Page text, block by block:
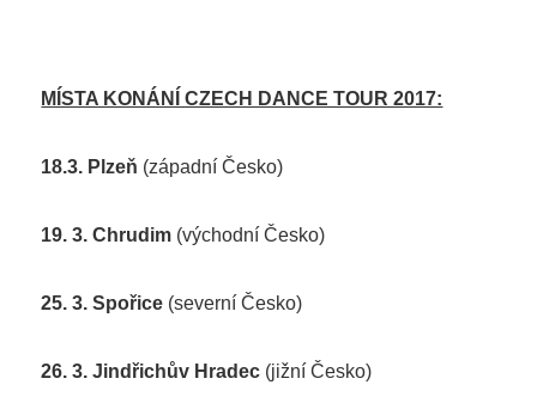
MÍSTA KONÁNÍ CZECH DANCE TOUR 2017:
18.3. Plzeň (západní Česko)
19. 3. Chrudim (východní Česko)
25. 3. Spořice (severní Česko)
26. 3. Jindřichův Hradec (jižní Česko)